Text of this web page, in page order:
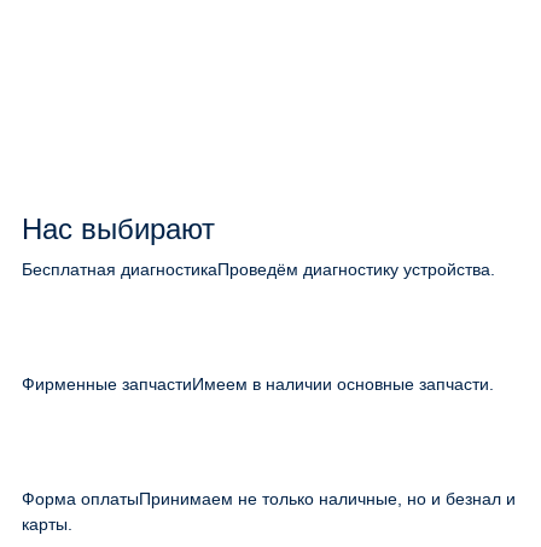
Нас выбирают
Бесплатная диагностикаПроведём диагностику устройства.
Фирменные запчастиИмеем в наличии основные запчасти.
Форма оплатыПринимаем не только наличные, но и безнал и
карты.